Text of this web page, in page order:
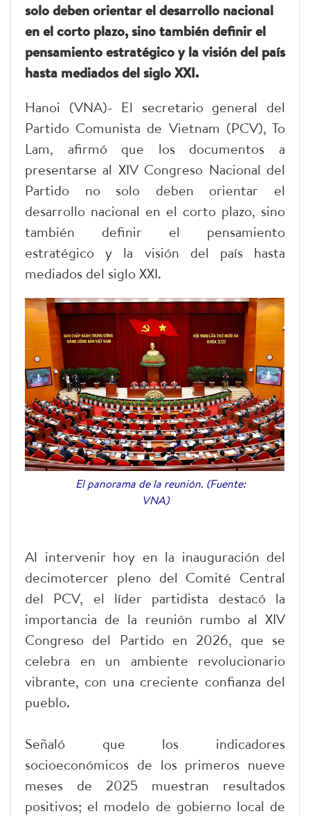
solo deben orientar el desarrollo nacional
en el corto plazo, sino también definir el
pensamiento estratégico y la visión del país
hasta mediados del siglo XXI.
Hanoi (VNA)- El secretario general del
Partido Comunista de Vietnam (PCV), To
Lam, afirmó que los documentos a
presentarse al XIV Congreso Nacional del
Partido no solo deben orientar el
desarrollo nacional en el corto plazo, sino
también definir el pensamiento
estratégico y la visión del país hasta
mediados del siglo XXI.
El panorama de la reunión. (Fuente:
VNA)
Al intervenir hoy en la inauguración del
decimotercer pleno del Comité Central
del PCV, el líder partidista destacó la
importancia de la reunión rumbo al XIV
Congreso del Partido en 2026, que se
celebra en un ambiente revolucionario
vibrante, con una creciente confianza del
pueblo.
Señaló que los indicadores
socioeconómicos de los primeros nueve
meses de 2025 muestran resultados
positivos; el modelo de gobierno local de